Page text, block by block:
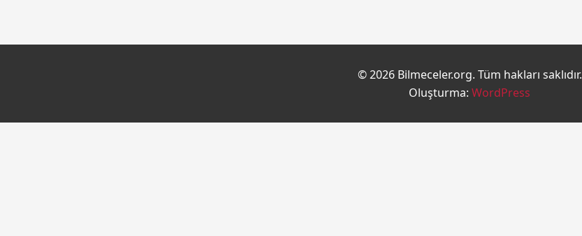
© 2026 Bilmeceler.org. Tüm hakları saklıdır.
Oluşturma: WordPress